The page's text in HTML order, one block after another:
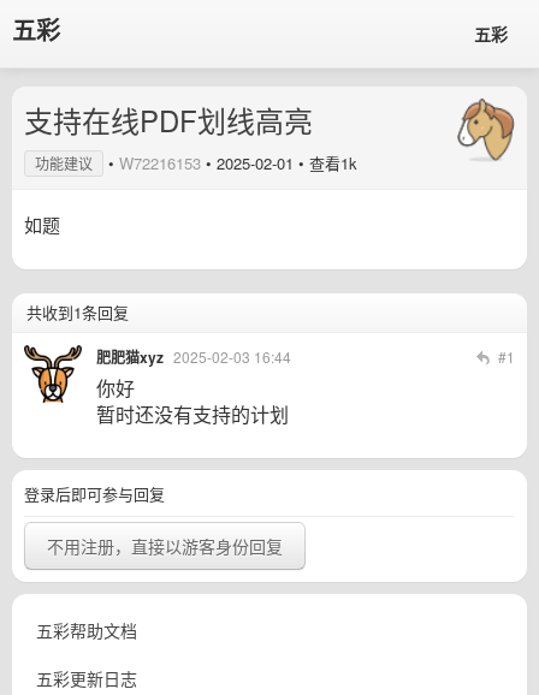
五彩 五彩
支持在线PDF划线高亮
功能建议 • W72216153 • 2025-02-01 • 查看1k
如题
共收到1条回复
肥肥猫xyz 2025-02-03 16:44 #1
你好
暂时还没有支持的计划
登录后即可参与回复
不用注册，直接以游客身份回复
五彩帮助文档
五彩更新日志